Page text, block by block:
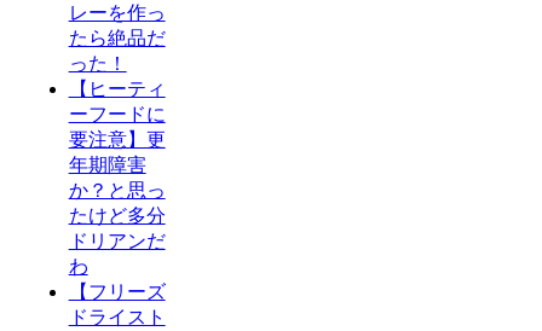
レーを作っ
たら絶品だ
った！
【ヒーティ
ーフードに
要注意】更
年期障害
か？と思っ
たけど多分
ドリアンだ
わ
【フリーズ
ドライスト